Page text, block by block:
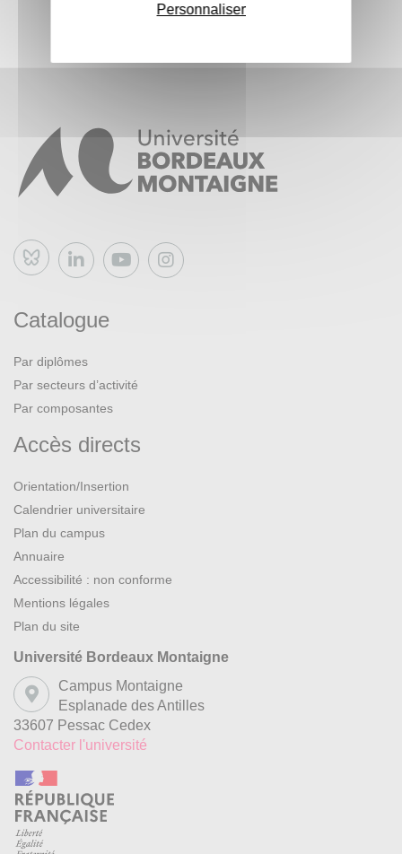
Bluesky
Catalogue
Par diplômes
Par secteurs d’activité
Par composantes
Accès directs
Orientation/Insertion
Calendrier universitaire
Plan du campus
Annuaire
Accessibilité : non conforme
Mentions légales
Plan du site
Université Bordeaux Montaigne
Campus Montaigne
Esplanade des Antilles
33607 Pessac Cedex
Contacter l'université
Personnaliser